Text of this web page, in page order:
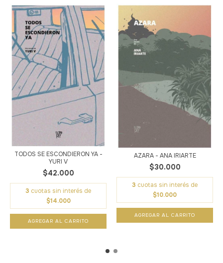
TODOS SE ESCONDIERON YA -
YURI V
$42.000
3 cuotas sin interés de
$14.000
AZARA - ANA IRIARTE
$30.000
3 cuotas sin interés de
$10.000